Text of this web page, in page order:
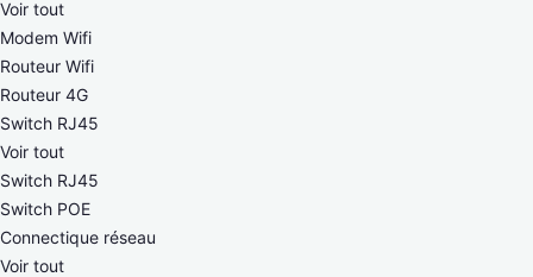
Voir tout
Modem Wifi
Routeur Wifi
Routeur 4G
Switch RJ45
Voir tout
Switch RJ45
Switch POE
Connectique réseau
Voir tout